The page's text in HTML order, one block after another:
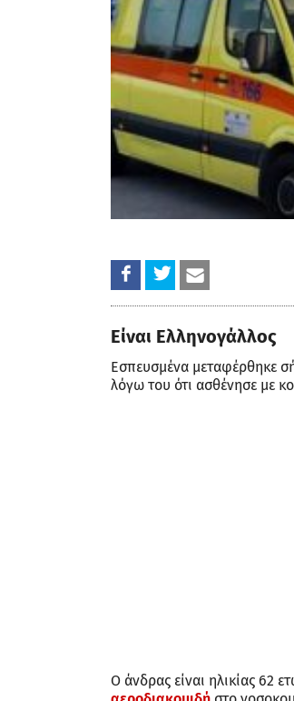
Είναι Ελληνογάλλος
Εσπευσμένα μεταφέρθηκε
λόγω του ότι ασθένησε με
Ο άνδρας είναι ηλικίας 62